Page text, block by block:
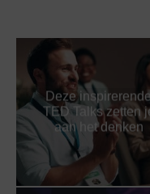
Deze
TED Talks zetten
aan het denken